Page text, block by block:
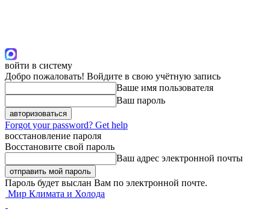
войти в систему
Добро пожаловать! Войдите в свою учётную запись
Ваше имя пользователя
Ваш пароль
Forgot your password? Get help
восстановление пароля
Восстановите свой пароль
Ваш адрес электронной почты
Пароль будет выслан Вам по электронной почте.
Мир Климата и Холода